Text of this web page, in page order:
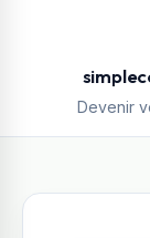
Devenir